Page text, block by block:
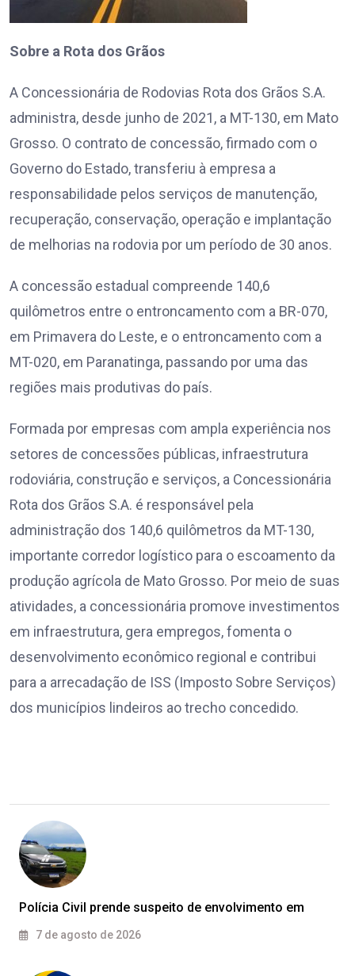
Sobre a Rota dos Grãos
A Concessionária de Rodovias Rota dos Grãos S.A.
administra, desde junho de 2021, a MT-130, em Mato
Grosso. O contrato de concessão, firmado com o
Governo do Estado, transferiu à empresa a
responsabilidade pelos serviços de manutenção,
recuperação, conservação, operação e implantação
de melhorias na rodovia por um período de 30 anos.
A concessão estadual compreende 140,6
quilômetros entre o entroncamento com a BR-070,
em Primavera do Leste, e o entroncamento com a
MT-020, em Paranatinga, passando por uma das
regiões mais produtivas do país.
Formada por empresas com ampla experiência nos
setores de concessões públicas, infraestrutura
rodoviária, construção e serviços, a Concessionária
Rota dos Grãos S.A. é responsável pela
administração dos 140,6 quilômetros da MT-130,
importante corredor logístico para o escoamento da
produção agrícola de Mato Grosso. Por meio de suas
atividades, a concessionária promove investimentos
em infraestrutura, gera empregos, fomenta o
desenvolvimento econômico regional e contribui
para a arrecadação de ISS (Imposto Sobre Serviços)
dos municípios lindeiros ao trecho concedido.
Polícia Civil prende suspeito de envolvimento em
7 de agosto de 2026